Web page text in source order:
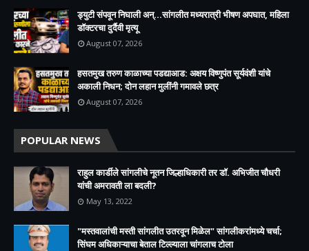
ड्युटी संपवून निघाली अन्...सांगलीत मध्यरात्री भीषण अपघात, महिला
डॉक्टरचा दुर्दैवी मृत्यू
August 07, 2026
हसतमुख तरुण काळाच्या पडद्याआड: अक्षय विष्णुपंत सूर्यवंशी यांचे
अकाली निधन; दोन लहान मुलींनी गमावले छत्र
August 07, 2026
POPULAR NEWS
राहुल कार्डीले सांगलीचे नूतन जिल्हाधिकारी तर डॉ. अभिजीत चौधरी
यांची अमरावती ला बदली?
May 13, 2022
"मस्तवालांची मस्ती सांगलीत उतरवून मिळेल" सांगलीकरांमध्ये चर्चा;
सिंघम अधिकाऱ्याचा बेताल टिल्ल्याला चांगलाच टोला